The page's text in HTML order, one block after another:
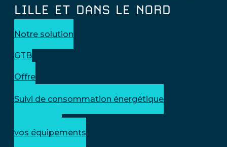
LILLE ET DANS LE NORD
Notre solution
GTB
Offre
Suivi de consommation énergétique
vos équipements